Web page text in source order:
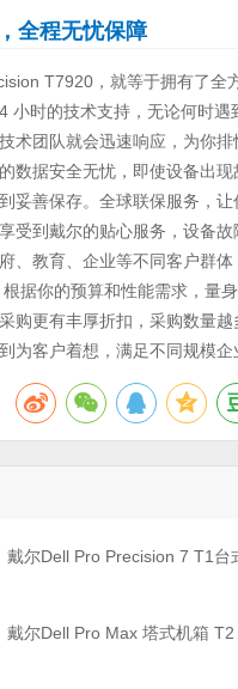
全程无忧保障
T7920，就等于拥有了全
小时的技术支持，无论何时遇
术团队就会迅速响应，为你排
数据安全无忧，即使设备出
妥善保存。全球联保服务，
受到戴尔的贴心服务，设备
、教育、企业等不同客户群体
据你的预算和性能需求，量
购更有丰厚折扣，采购数量
为客户着想，满足不同规模企
戴尔Dell Pro Precision 7 T1台
戴尔Dell Pro Max 塔式机箱